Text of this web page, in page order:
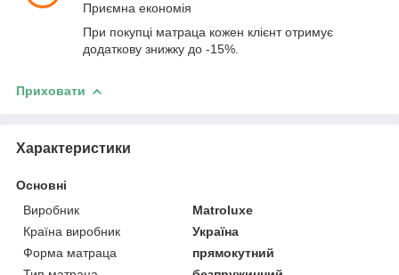
Приємна економія
При покупці матраца кожен клієнт отримує
додаткову знижку до -15%.
Приховати
Характеристики
Основні
Виробник
Matroluxe
Країна виробник
Україна
Форма матраца
прямокутний